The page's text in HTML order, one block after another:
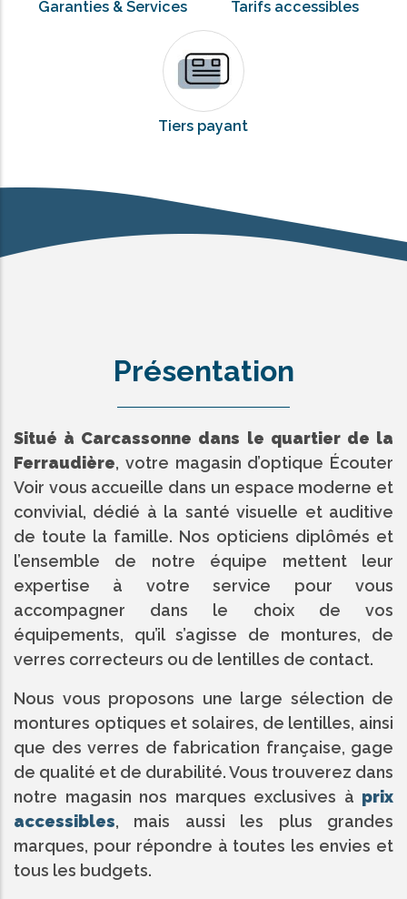
Garanties & Services Tarifs accessibles
Tiers payant
Présentation
Situé à Carcassonne dans le quartier de la
Ferraudière, votre magasin d’optique Écouter
Voir vous accueille dans un espace moderne et
convivial, dédié à la santé visuelle et auditive
de toute la famille. Nos opticiens diplômés et
l’ensemble de notre équipe mettent leur
expertise à votre service pour vous
accompagner dans le choix de vos
équipements, qu’il s’agisse de montures, de
verres correcteurs ou de lentilles de contact.
Nous vous proposons une large sélection de
montures optiques et solaires, de lentilles, ainsi
que des verres de fabrication française, gage
de qualité et de durabilité. Vous trouverez dans
notre magasin nos marques exclusives à prix
accessibles, mais aussi les plus grandes
marques, pour répondre à toutes les envies et
tous les budgets.